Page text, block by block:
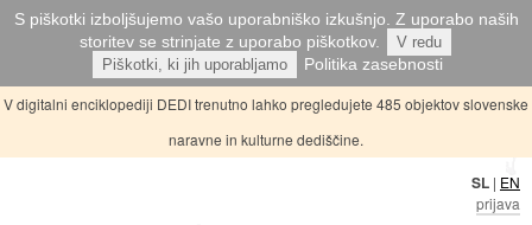
S piškotki izboljšujemo vašo uporabniško izkušnjo. Z uporabo naših
storitev se strinjate z uporabo piškotkov.
V redu
Piškotki, ki jih uporabljamo
Politika zasebnosti
V digitalni enciklopediji DEDI trenutno lahko pregledujete 485 objektov slovenske
naravne in kulturne dediščine.
SL | EN
prijava